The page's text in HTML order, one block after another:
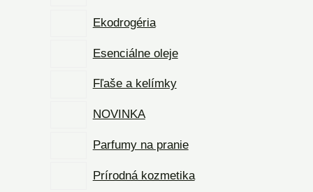
Ekodrogéria
Esenciálne oleje
Fľaše a kelímky
NOVINKA
Parfumy na pranie
Prírodná kozmetika